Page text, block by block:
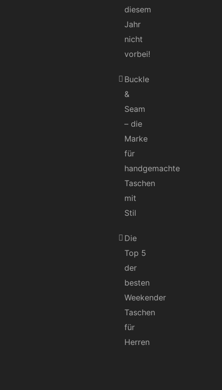
diesem
Jahr
nicht
vorbei!
Buckle
&
Seam
– die
Marke
für
handgemachte
Taschen
mit
Stil
Die
Top 5
der
besten
Weekender
Taschen
für
Herren